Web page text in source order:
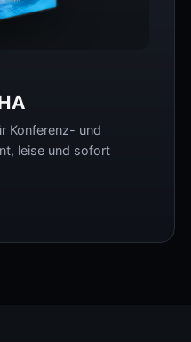
Konferenz- und
leise und sofort